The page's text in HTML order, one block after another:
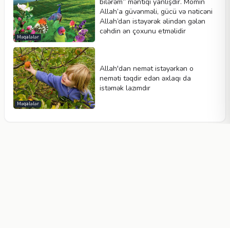
Məqalələr
Allah’a güvənməli, gücü və nəticəni
Allah’dan istəyərək əlindən gələn
cəhdin ən çoxunu etməlidir
Məqalələr
Allah'dan nemət istəyərkən o
neməti təqdir edən əxlaqı da
istəmək lazımdır